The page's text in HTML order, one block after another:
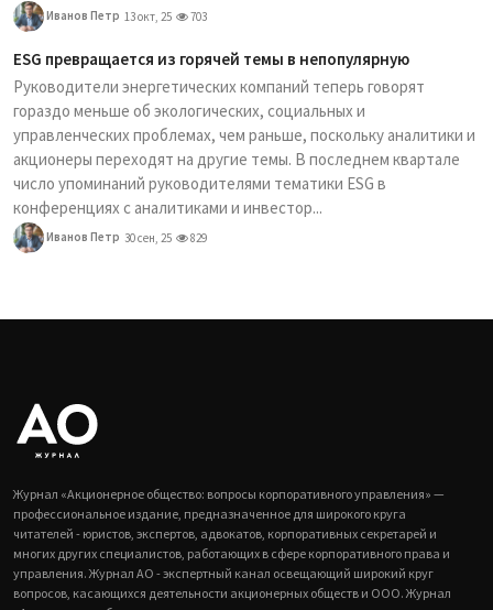
Иванов Петр 13 окт, 25 703
ESG превращается из горячей темы в непопулярную
Руководители энергетических компаний теперь говорят
гораздо меньше об экологических, социальных и
управленческих проблемах, чем раньше, поскольку аналитики и
акционеры переходят на другие темы. В последнем квартале
число упоминаний руководителями тематики ESG в
конференциях с аналитиками и инвестор...
Иванов Петр 30 сен, 25 829
Журнал «Акционерное общество: вопросы корпоративного управления» —
профессиональное издание, предназначенное для широкого круга
читателей - юристов, экспертов, адвокатов, корпоративных секретарей и
многих других специалистов, работающих в сфере корпоративного права и
управления. Журнал АО - экспертный канал освещающий широкий круг
вопросов, касающихся деятельности акционерных обществ и ООО. Журнал